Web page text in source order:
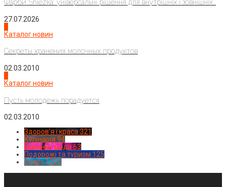
Фарби Sniezka: універсальні рішення для внутрішніх і зовнішніх...
27.07.2026
Каталог новин
Секреты хранения молочных продуктов
02.03.2010
Каталог новин
Пусть молодежь порадуется
02.03.2010
Здоров'я і краса 321
Кулінарія 94
Новинки моди 63
Подорожі та туризм 125
Спорт1224